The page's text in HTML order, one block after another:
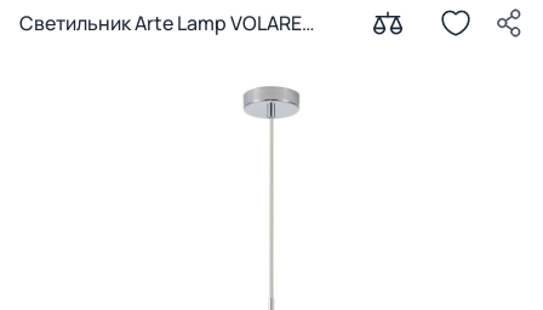
Светильник Arte Lamp VOLARE